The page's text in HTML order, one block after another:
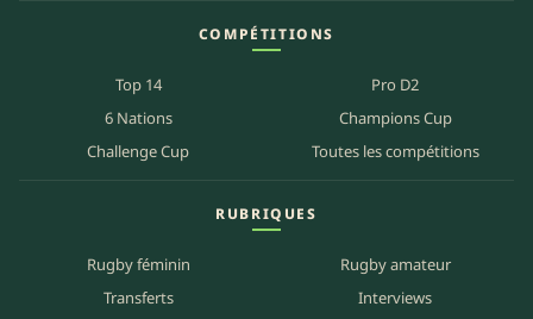
COMPÉTITIONS
Top 14
Pro D2
6 Nations
Champions Cup
Challenge Cup
Toutes les compétitions
RUBRIQUES
Rugby féminin
Rugby amateur
Transferts
Interviews